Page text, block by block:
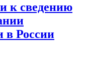
сведению
в России